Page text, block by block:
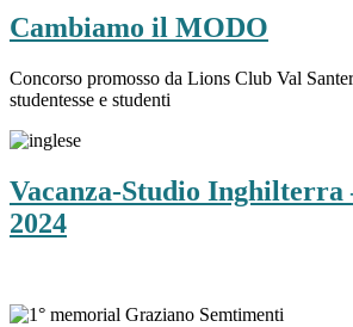
Cambiamo il MODO
Concorso promosso da Lions Club Val
studentesse e studenti
Vacanza-Studio Inghilterra
2024